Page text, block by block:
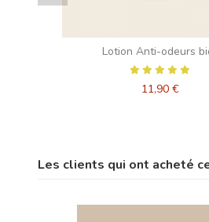
Lotion Anti-odeurs
11,90 €
Les clients qui ont acheté